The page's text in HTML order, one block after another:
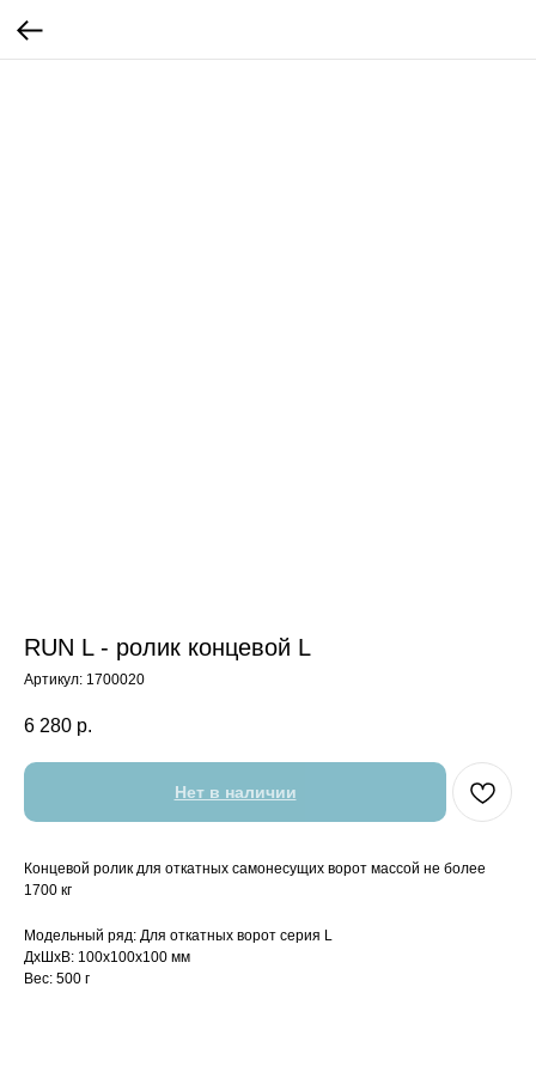
RUN L - ролик концевой L
Артикул: 1700020
6 280 р.
Нет в наличии
Концевой ролик для откатных самонесущих ворот массой не более
1700 кг
Модельный ряд: Для откатных ворот серия L
ДxШxВ: 100x100x100 мм
Вес: 500 г